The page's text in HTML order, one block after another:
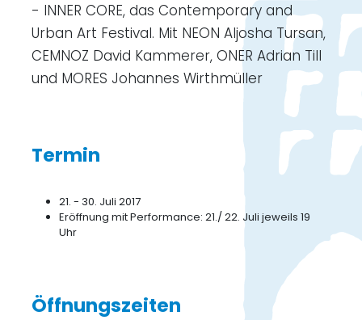
- INNER CORE, das Contemporary and
Urban Art Festival. Mit NEON Aljosha Tursan,
CEMNOZ David Kammerer, ONER Adrian Till
und MORES Johannes Wirthmüller
Termin
21. - 30. Juli 2017
Eröffnung mit Performance: 21./ 22. Juli jeweils 19
Uhr
Öffnungszeiten